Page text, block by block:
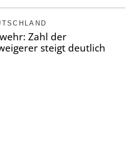
Zahl der
steigt deutlich